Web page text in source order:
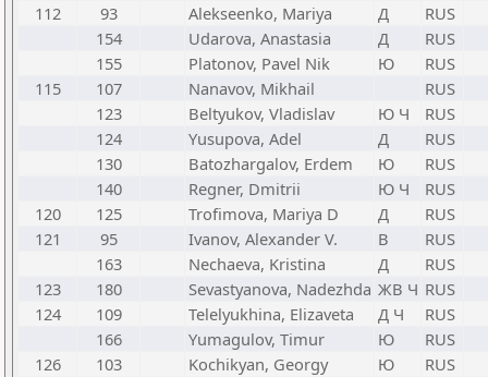
112
93 Alekseenko, Mariya Д
RUS
154
Udarova, Anastasia Д
RUS
155
Platonov, Pavel Nik Ю
RUS
115
107 Nanavov, Mikhail
RUS
123
Beltyukov, Vladislav Ю Ч
RUS
124
Yusupova, Adel Д
RUS
130
Batozhargalov, Erdem Ю
RUS
140
Regner, Dmitrii Ю Ч
RUS
120
125 Trofimova, Mariya D Д
RUS
121
95 Ivanov, Alexander V. В
RUS
163
Nechaeva, Kristina Д
RUS
123
180 Sevastyanova, Nadezhda ЖВ Ч RUS
124
109 Telelyukhina, Elizaveta Д Ч
RUS
166
Yumagulov, Timur Ю
RUS
126
103 Kochikyan, Georgy Ю
RUS